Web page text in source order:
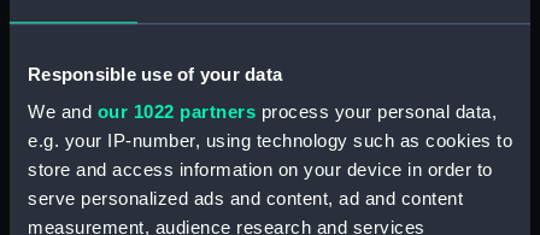
Responsible use of your data
We and our 1022 partners process your personal data,
e.g. your IP-number, using technology such as cookies to
store and access information on your device in order to
serve personalized ads and content, ad and content
measurement, audience research and services
No.52 Departement du Puy de
Dome: Districts de Rion, Thiers,
Ambert, Billon, Clermont (Map;
Print) (PBH8042(50))
No.53 Departement du Puy de
Dome, du Cantal et de la Haute